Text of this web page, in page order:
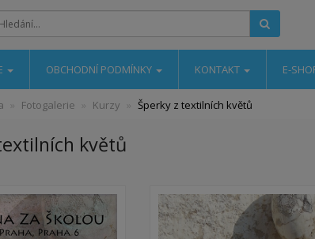
OBCHODNÍ PODMÍNKY KONTAKT E-
Fotogalerie Kurzy Šperky z textilních květů
květů